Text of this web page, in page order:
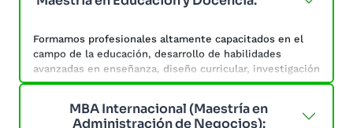
Formamos profesionales altamente capacitados en el
campo de la educación, desarrollo de habilidades
avanzadas en enseñanza, diseño curricular, investigación
educativa y liderazgo pedagógico.
Estarás preparado para asumir roles de liderazgo y
MBA Internacional (Maestría en
Administración de Negocios):